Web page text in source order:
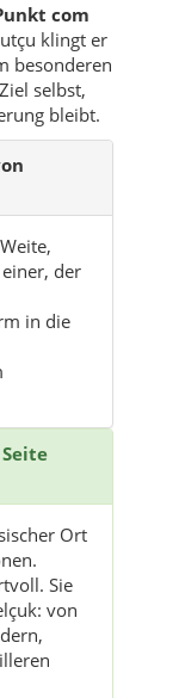
com
klingt er
besonderen
selbst,
bleibt.
der
in die
Ort
Sie
von